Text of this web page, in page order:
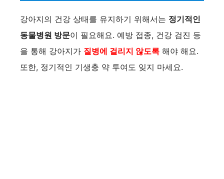
강아지의 건강 상태를 유지하기 위해서는 정기적인
동물병원 방문이 필요해요. 예방 접종, 건강 검진 등
을 통해 강아지가 질병에 걸리지 않도록 해야 해요.
또한, 정기적인 기생충 약 투여도 잊지 마세요.